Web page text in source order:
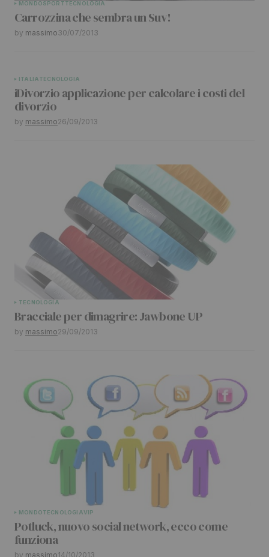
MONDOSPORTTECNOLOGIA
Carrozzina che sembra un Suv!
by massimo30/07/2013
ITALIATECNOLOGIA
iDivorzio applicazione per calcolare i costi del
divorzio
by massimo26/09/2013
TECNOLOGIA
Bracciale per dimagrire: Jawbone UP
by massimo29/09/2013
MONDOTECNOLOGIAVIP
Potluck, nuovo social network, ecco come
funziona
by massimo14/10/2013